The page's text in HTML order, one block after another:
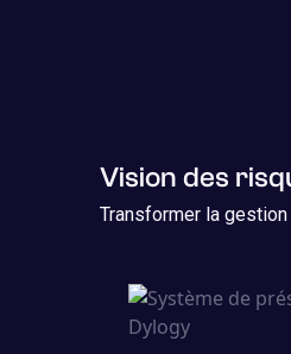
Vision des
Transformer la